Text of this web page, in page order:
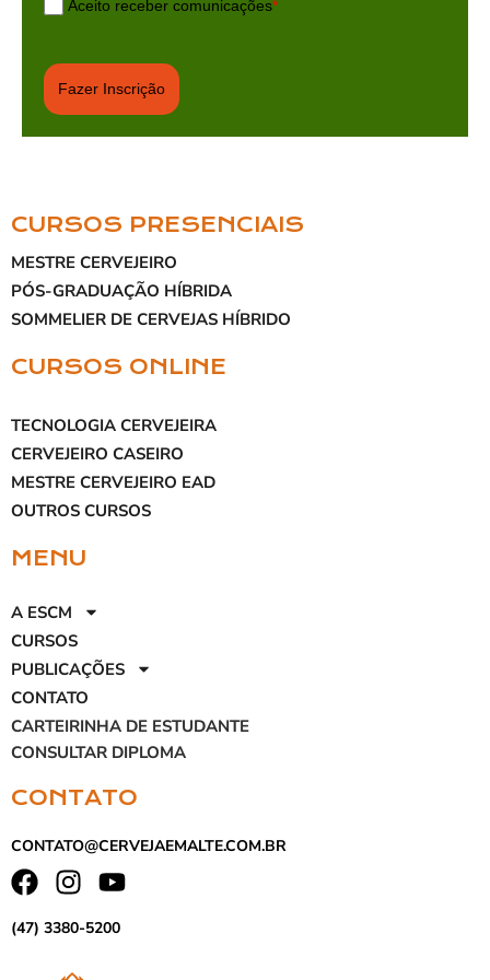
Aceito receber comunicações*
Fazer Inscrição
CURSOS PRESENCIAIS
MESTRE CERVEJEIRO
PÓS-GRADUAÇÃO HÍBRIDA
SOMMELIER DE CERVEJAS HÍBRIDO
CURSOS ONLINE
TECNOLOGIA CERVEJEIRA
CERVEJEIRO CASEIRO
MESTRE CERVEJEIRO EAD
OUTROS CURSOS
MENU
A ESCM
CURSOS
PUBLICAÇÕES
CONTATO
CARTEIRINHA DE ESTUDANTE
CONSULTAR DIPLOMA
CONTATO
CONTATO@CERVEJAEMALTE.COM.BR
(47) 3380-5200